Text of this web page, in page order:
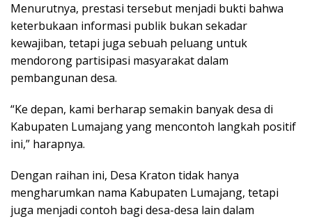
Menurutnya, prestasi tersebut menjadi bukti bahwa
keterbukaan informasi publik bukan sekadar
kewajiban, tetapi juga sebuah peluang untuk
mendorong partisipasi masyarakat dalam
pembangunan desa.
“Ke depan, kami berharap semakin banyak desa di
Kabupaten Lumajang yang mencontoh langkah positif
ini,” harapnya.
Dengan raihan ini, Desa Kraton tidak hanya
mengharumkan nama Kabupaten Lumajang, tetapi
juga menjadi contoh bagi desa-desa lain dalam